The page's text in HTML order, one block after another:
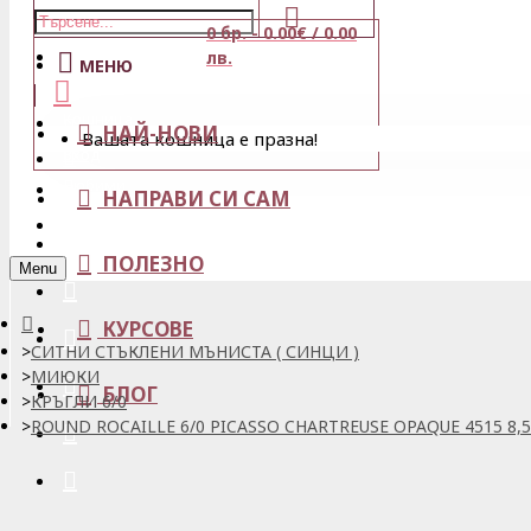
Магазини
Любими
0 бр. - 0.00€ / 0.00
лв.
Вашата кошница е празна!
МЕНЮ
НАЙ-НОВИ
НАПРАВИ СИ САМ
ПОЛЕЗНО
КУРСОВЕ
БЛОГ
Menu
СИТНИ СТЪКЛЕНИ МЪНИСТА ( СИНЦИ )
МИЮКИ
КРЪГЛИ 6/0
ROUND ROCAILLE 6/0 PICASSO CHARTREUSE OPAQUE 4515